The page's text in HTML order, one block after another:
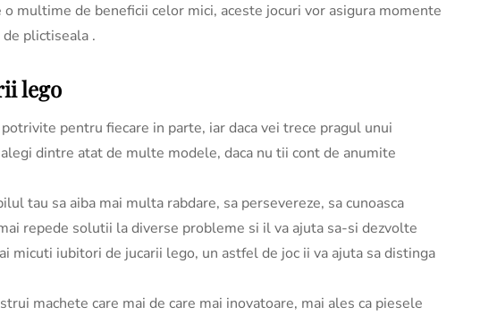
o multime de beneficii celor mici, aceste jocuri vor asigura momente
plictiseala .
lego
pentru fiecare in parte, iar daca vei trece pragul unui
dintre atat de multe modele, daca nu tii cont de anumite
tau sa aiba mai multa rabdare, sa persevereze, sa cunoasca
repede solutii la diverse probleme si il va ajuta sa-si dezvolte
micuti iubitori de jucarii lego, un astfel de joc ii va ajuta sa distinga
machete care mai de care mai inovatoare, mai ales ca piesele